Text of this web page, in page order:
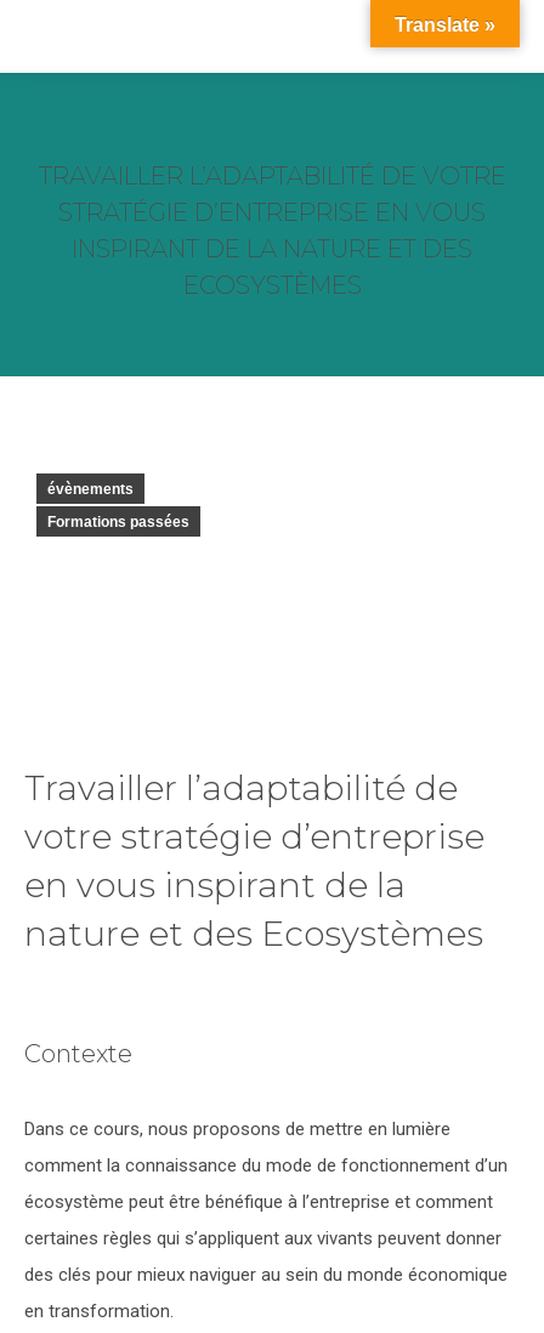
TRAVAILLER L’ADAPTABILITÉ DE VOTRE
STRATÉGIE D’ENTREPRISE EN VOUS
INSPIRANT DE LA NATURE ET DES
ECOSYSTÈMES
évènements
Formations passées
Travailler l’adaptabilité de
votre stratégie d’entreprise
en vous inspirant de la
nature et des Ecosystèmes
Contexte
Dans ce cours, nous proposons de mettre en lumière
comment la connaissance du mode de fonctionnement d’un
écosystème peut être bénéfique à l’entreprise et comment
certaines règles qui s’appliquent aux vivants peuvent donner
des clés pour mieux naviguer au sein du monde économique
en transformation.
Translate »